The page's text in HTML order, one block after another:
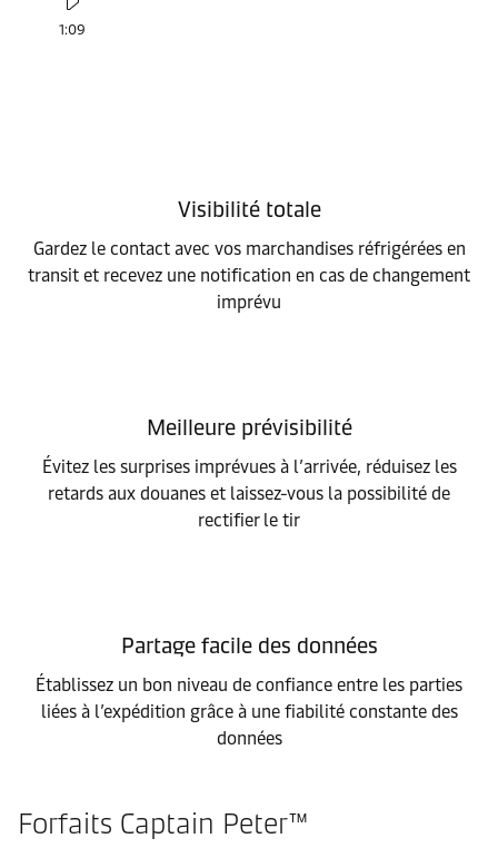
1:09
Visibilité totale
Gardez le contact avec vos marchandises réfrigérées en
transit et recevez une notification en cas de changement
imprévu
Meilleure prévisibilité
Évitez les surprises imprévues à l’arrivée, réduisez les
retards aux douanes et laissez-vous la possibilité de
rectifier le tir
Partage facile des données
Établissez un bon niveau de confiance entre les parties
liées à l’expédition grâce à une fiabilité constante des
données
Forfaits Captain Peter™